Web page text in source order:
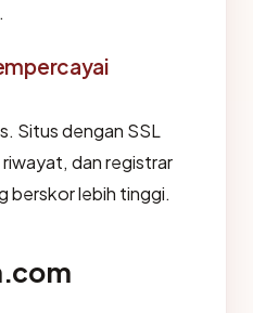
Situs dengan SSL
dan registrar
berskor lebih tinggi.